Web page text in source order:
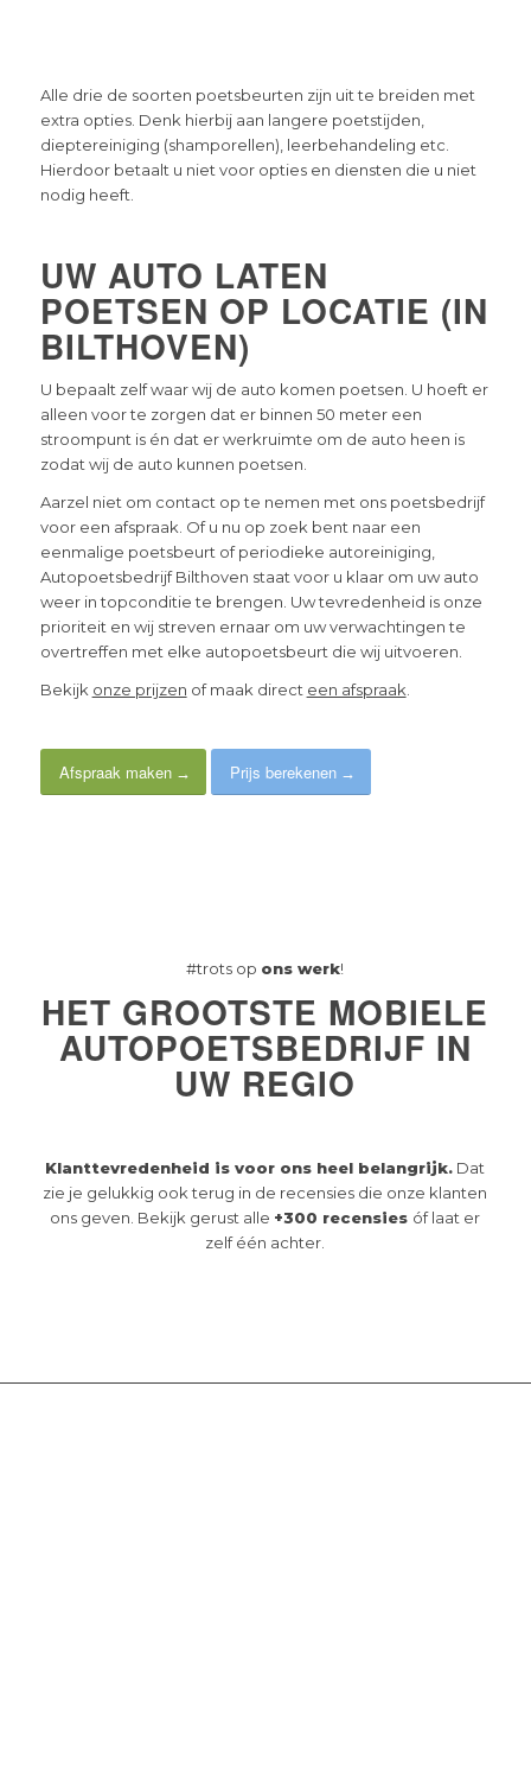
Alle drie de soorten poetsbeurten zijn uit te breiden met
extra opties. Denk hierbij aan langere poetstijden,
dieptereiniging (shamporellen), leerbehandeling etc.
Hierdoor betaalt u niet voor opties en diensten die u niet
nodig heeft.
UW AUTO LATEN
POETSEN OP LOCATIE (IN
BILTHOVEN)
U bepaalt zelf waar wij de auto komen poetsen. U hoeft er
alleen voor te zorgen dat er binnen 50 meter een
stroompunt is én dat er werkruimte om de auto heen is
zodat wij de auto kunnen poetsen.
Aarzel niet om contact op te nemen met ons poetsbedrijf
voor een afspraak. Of u nu op zoek bent naar een
eenmalige poetsbeurt of periodieke autoreiniging,
Autopoetsbedrijf Bilthoven staat voor u klaar om uw auto
weer in topconditie te brengen. Uw tevredenheid is onze
prioriteit en wij streven ernaar om uw verwachtingen te
overtreffen met elke autopoetsbeurt die wij uitvoeren.
Bekijk onze prijzen of maak direct een afspraak.
Afspraak maken Prijs berekenen
#trots op ons werk!
HET GROOTSTE MOBIELE
AUTOPOETSBEDRIJF IN
UW REGIO
Klanttevredenheid is voor ons heel belangrijk. Dat
zie je gelukkig ook terug in de recensies die onze klanten
ons geven. Bekijk gerust alle +300 recensies óf laat er
zelf één achter.